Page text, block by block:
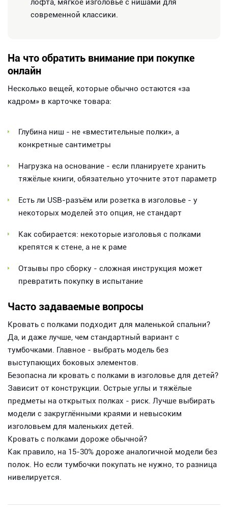
современной классики.
На что обратить внимание при покупке
онлайн
Несколько вещей, которые обычно остаются «за
кадром» в карточке товара:
Глубина ниш - не «вместительные полки», а
конкретные сантиметры
Нагрузка на основание - если планируете хранить
тяжёлые книги, обязательно уточните этот параметр
Есть ли USB-разъём или розетка в изголовье - у
некоторых моделей это опция, не стандарт
Как собирается: некоторые изголовья с полками
крепятся к стене, а не к раме
Отзывы про сборку - сложная инструкция может
превратить покупку в испытание
Часто задаваемые вопросы
Кровать с полками подходит для маленькой спальни?
Да, и даже лучше, чем стандартный вариант с
тумбочками. Главное - выбрать модель без
выступающих боковых элементов.
Безопасна ли кровать с полками в изголовье для детей?
Зависит от конструкции. Острые углы и тяжёлые
предметы на открытых полках - риск. Лучше выбирать
модели с закруглёнными краями и невысоким
изголовьем для маленьких детей.
Кровать с полками дороже обычной?
Как правило, на 15-30% дороже аналогичной модели без
полок. Но если тумбочки покупать не нужно, то разница
нивелируется.